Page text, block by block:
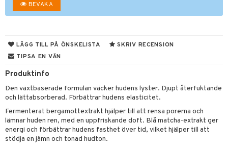
BEVAKA
LÄGG TILL PÅ ÖNSKELISTA
SKRIV RECENSION
TIPSA EN VÄN
Produktinfo
Den växtbaserade formulan väcker hudens lyster. Djupt återfuktande
och lättabsorberad. Förbättrar hudens elasticitet.
Fermenterat bergamottextrakt hjälper till att rensa porerna och
lämnar huden ren, med en uppfriskande doft. Blå matcha-extrakt ger
energi och förbättrar hudens fasthet över tid, vilket hjälper till att
stödja en jämn och tonad hudton.
& nötter
& oro
& avgiftning